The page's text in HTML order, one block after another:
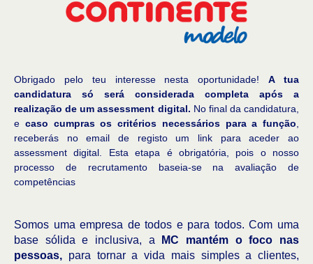
Obrigado pelo teu interesse nesta oportunidade!A tua
candidatura só será considerada completa após a
realização de um assessment digital. No final da candidatura,
e caso cumpras os critérios necessários para a função
receberás no email de registo um link para aceder ao
assessment digital. Esta etapa é obrigatória, pois o nosso
processo de recrutamento baseia-se na avaliação de
competências
Somos uma empresa de todos e para todos. Com uma
base sólida e inclusiva, a
MC mantém o foco nas
pessoas, para tornar a vida mais simples a clientes,